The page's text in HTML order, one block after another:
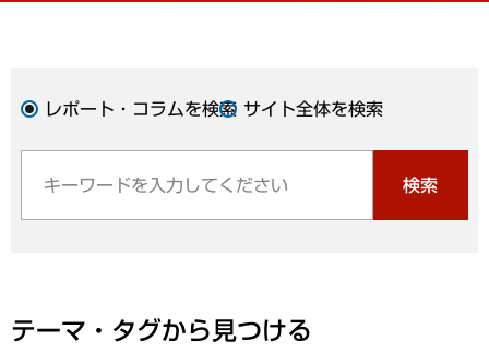
レポート・コラムを検索 サイト全体を検索
検索
テーマ・タグから見つける